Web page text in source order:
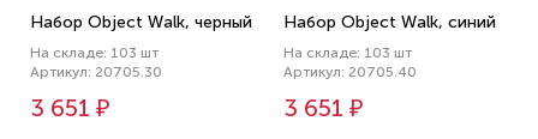
Набор Object Walk, черный
На складе: 103 шт
Артикул: 20705.30
3 651 ₽
Набор Object Walk, синий
На складе: 103 шт
Артикул: 20705.40
3 651 ₽